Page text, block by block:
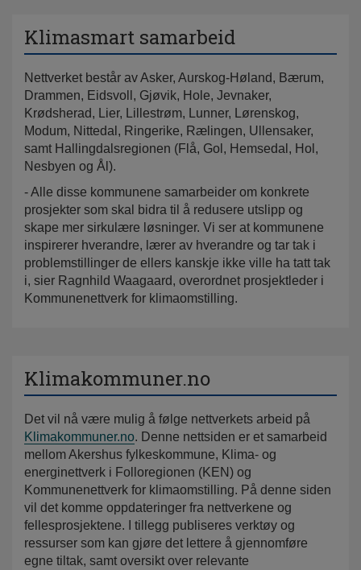
Klimasmart samarbeid
Nettverket består av Asker, Aurskog-Høland, Bærum,
Drammen, Eidsvoll, Gjøvik, Hole, Jevnaker,
Krødsherad, Lier, Lillestrøm, Lunner, Lørenskog,
Modum, Nittedal, Ringerike, Rælingen, Ullensaker,
samt Hallingdalsregionen (Flå, Gol, Hemsedal, Hol,
Nesbyen og Ål).
- Alle disse kommunene samarbeider om konkrete
prosjekter som skal bidra til å redusere utslipp og
skape mer sirkulære løsninger. Vi ser at kommunene
inspirerer hverandre, lærer av hverandre og tar tak i
problemstillinger de ellers kanskje ikke ville ha tatt tak
i, sier Ragnhild Waagaard, overordnet prosjektleder i
Kommunenettverk for klimaomstilling.
Klimakommuner.no
Det vil nå være mulig å følge nettverkets arbeid på
Klimakommuner.no. Denne nettsiden er et samarbeid
mellom Akershus fylkeskommune, Klima- og
energinettverk i Folloregionen (KEN) og
Kommunenettverk for klimaomstilling. På denne siden
vil det komme oppdateringer fra nettverkene og
fellesprosjektene. I tillegg publiseres verktøy og
ressurser som kan gjøre det lettere å gjennomføre
egne tiltak, samt oversikt over relevante